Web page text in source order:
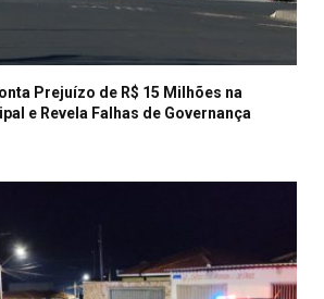
Prejuízo de R$ 15 Milhões na
e Revela Falhas de Governança